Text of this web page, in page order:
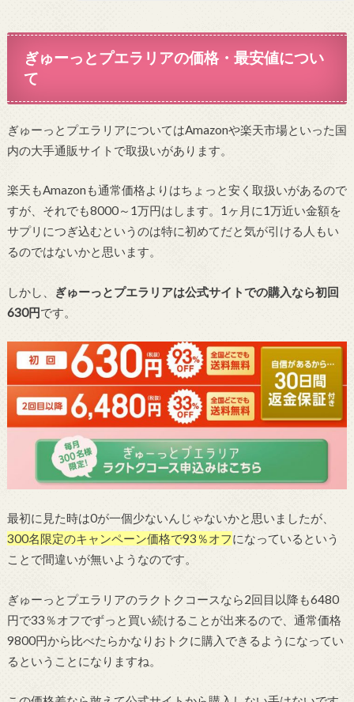
ぎゅーっとプエラリアの価格・最安値につい
て
ぎゅーっとプエラリアについてはAmazonや楽天市場といった国
内の大手通販サイトで取扱いがあります。
楽天もAmazonも通常価格よりはちょっと安く取扱いがあるので
すが、それでも8000～1万円はします。1ヶ月に1万近い金額を
サプリにつぎ込むというのは特に初めてだと気が引ける人もい
るのではないかと思います。
しかし、
ぎゅーっとプエラリアは公式サイトでの購入なら初回
630円です。
最初に見た時は0が一個少ないんじゃないかと思いましたが、
300名限定のキャンペーン価格で93％オフになっているという
ことで間違いが無いようなのです。
ぎゅーっとプエラリアのラクトクコースなら2回目以降も6480
円で33％オフでずっと買い続けることが出来るので、通常価格
9800円から比べたらかなりおトクに購入できるようになってい
るということになりますね。